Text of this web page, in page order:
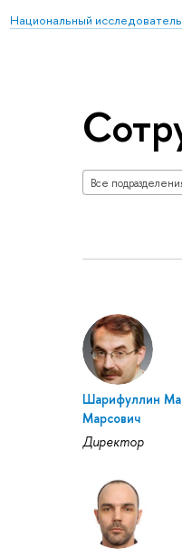
Национальный
Все
Шарифуллин
Марсович
Директор